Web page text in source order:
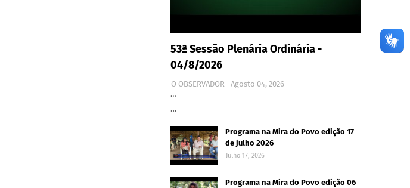
53ª Sessão Plenária Ordinária -
04/8/2026
O OBSERVADOR
Agosto 04, 2026
…
…
Programa na Mira do Povo edição 17
de julho 2026
Julho 17, 2026
Programa na Mira do Povo edição 06